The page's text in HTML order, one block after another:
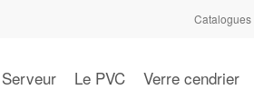
Catalogues
Le PVC Verre cendrier